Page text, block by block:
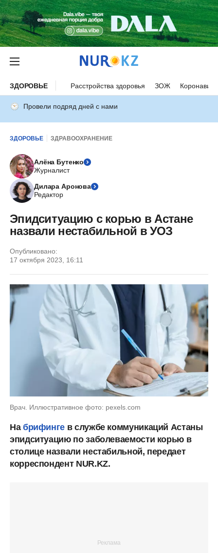
ЗДОРОВЬЕ Расстройства здоровья ЗОЖ
Провели подряд дней с нами
ЗДОРОВЬЕ ЗДРАВООХРАНЕНИЕ
Алёна Бутенко
Журналист
Дилара Аронова
Редактор
Эпидситуацию с корью в Астане
назвали нестабильной в УОЗ
Опубликовано:
17 октября 2023, 16:11
Врач. Иллюстративное фото: pexels.com
Набрифинге в службе коммуникаций Астаны
эпидситуацию по заболеваемости корью в
столице назвали нестабильной, передает
корреспондент NUR.KZ.